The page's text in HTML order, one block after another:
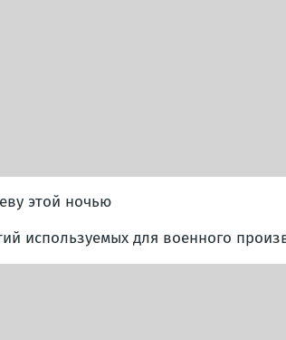
этой ночью
используемых для военного